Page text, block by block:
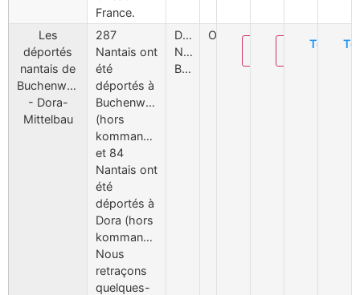
France.
Les
déportés
nantais de
Buchenwald
- Dora-
Mittelbau
287
Nantais ont
été
déportés à
Buchenwald
(hors
kommando);
et 84
Nantais ont
été
déportés à
Dora (hors
kommando).
Nous
retraçons
quelques-
Déportation
Nantais
Buchenwald
Oui
Supprimer